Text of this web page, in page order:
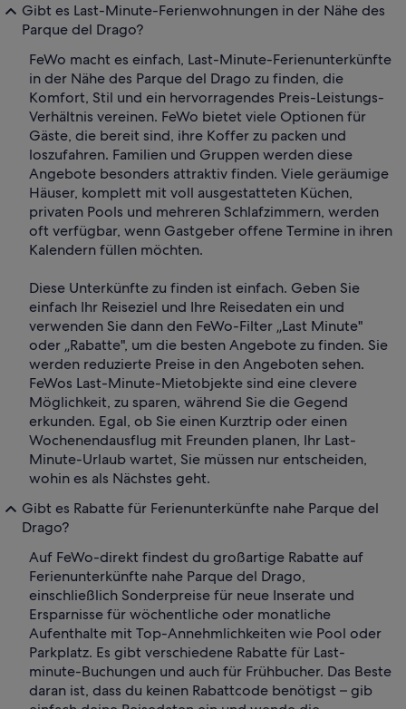
Gibt es Last-Minute-Ferienwohnungen in der Nähe des
Parque del Drago?
FeWo macht es einfach, Last-Minute-Ferienunterkünfte
in der Nähe des Parque del Drago zu finden, die
Komfort, Stil und ein hervorragendes Preis-Leistungs-
Verhältnis vereinen. FeWo bietet viele Optionen für
Gäste, die bereit sind, ihre Koffer zu packen und
loszufahren. Familien und Gruppen werden diese
Angebote besonders attraktiv finden. Viele geräumige
Häuser, komplett mit voll ausgestatteten Küchen,
privaten Pools und mehreren Schlafzimmern, werden
oft verfügbar, wenn Gastgeber offene Termine in ihren
Kalendern füllen möchten.
Diese Unterkünfte zu finden ist einfach. Geben Sie
einfach Ihr Reiseziel und Ihre Reisedaten ein und
verwenden Sie dann den FeWo-Filter „Last Minute"
oder „Rabatte", um die besten Angebote zu finden. Sie
werden reduzierte Preise in den Angeboten sehen.
FeWos Last-Minute-Mietobjekte sind eine clevere
Möglichkeit, zu sparen, während Sie die Gegend
erkunden. Egal, ob Sie einen Kurztrip oder einen
Wochenendausflug mit Freunden planen, Ihr Last-
Minute-Urlaub wartet, Sie müssen nur entscheiden,
wohin es als Nächstes geht.
Gibt es Rabatte für Ferienunterkünfte nahe Parque del
Drago?
Auf FeWo-direkt findest du großartige Rabatte auf
Ferienunterkünfte nahe Parque del Drago,
einschließlich Sonderpreise für neue Inserate und
Ersparnisse für wöchentliche oder monatliche
Aufenthalte mit Top-Annehmlichkeiten wie Pool oder
Parkplatz. Es gibt verschiedene Rabatte für Last-
minute-Buchungen und auch für Frühbucher. Das Beste
daran ist, dass du keinen Rabattcode benötigst – gib